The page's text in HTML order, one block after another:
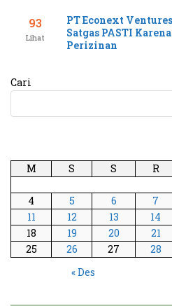
93
Lihat
PT Econext
Satgas PASTI
Perizinan
Cari
M
S S R
4
5 6 7
11
12 13 14
18
19 20 21
25
26 27 28
« Des